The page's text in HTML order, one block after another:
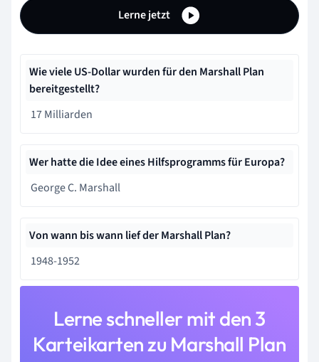
Lerne jetzt
Wie viele US-Dollar wurden für den Marshall Plan
bereitgestellt?
17 Milliarden
Wer hatte die Idee eines Hilfsprogramms für Europa?
George C. Marshall
Von wann bis wann lief der Marshall Plan?
1948-1952
Lerne schneller mit den 3
Karteikarten zu Marshall Plan